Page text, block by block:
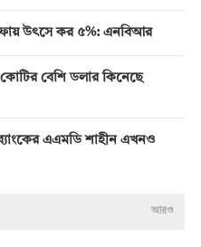
উৎসে কর ৫%: এনবিআর
বেশি ডলার কিনেছে
এএমডি শাহীন এখনও
আরও